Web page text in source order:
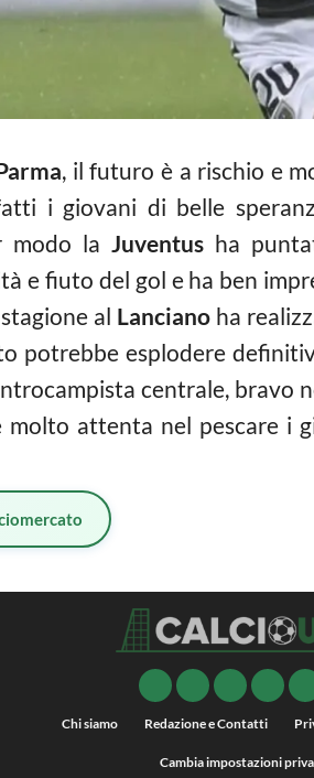
, il futuro è a rischio e
i giovani di belle
modo la Juventus ha
e fiuto del gol e ha ben
al Lanciano ha
potrebbe esplodere
centrale, bravo
molto attenta nel pescare i
Chi siamo Redazione e Contatti
Cambia impostazioni